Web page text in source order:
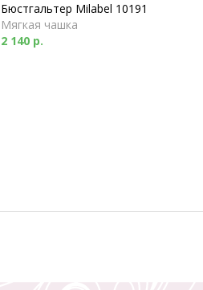
Бюстгальтер Milabel 10191
Мягкая чашка
2 140 р.